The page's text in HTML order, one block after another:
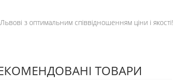
з оптимальним співвідношенням ціни і якості!
ТОВАРИ